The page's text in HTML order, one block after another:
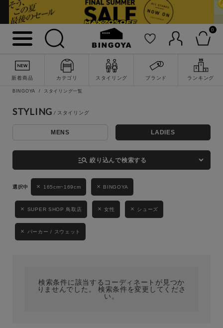
0
新着商品 カテゴリ スタイリング ブランド ランキング
詳細検索
性別
LADIES
カテゴリ
BINGOYA スタイリング一覧
STYLING
MENS LADIES
manage_search 絞り込んで検索する
165cm~169cm BINGOYA
SUPER SHOP 鳥取店 女性 シューズ
パーカー / スウェット
検索条件に該当するコーディネートが見つか
りませんでした。 検索条件を変更してくださ
い。